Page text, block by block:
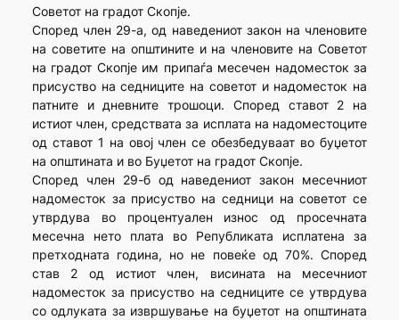
Советот на градот Скопје.
Според член 29-а, од наведениот закон на членовите
на советите на општините и на членовите на Советот
на градот Скопје им припаѓа месечен надоместок за
присуство на седниците на советот и надоместок на
патните и дневните трошоци. Според ставот 2 на
истиот член, средствата за исплата на надоместоците
од ставот 1 на овој член се обезбедуваат во буџетот
на општината и во Буџетот на градот Скопје.
Според член 29-б од наведениот закон месечниот
надоместок за присуство на седници на советот се
утврдува во процентуален износ од просечната
месечна нето плата во Републиката исплатена за
претходната година, но не повеќе од 70%. Според
став 2 од истиот член, висината на месечниот
надоместок за присуство на седниците се утврдува
со одлуката за извршување на буџетот на општината